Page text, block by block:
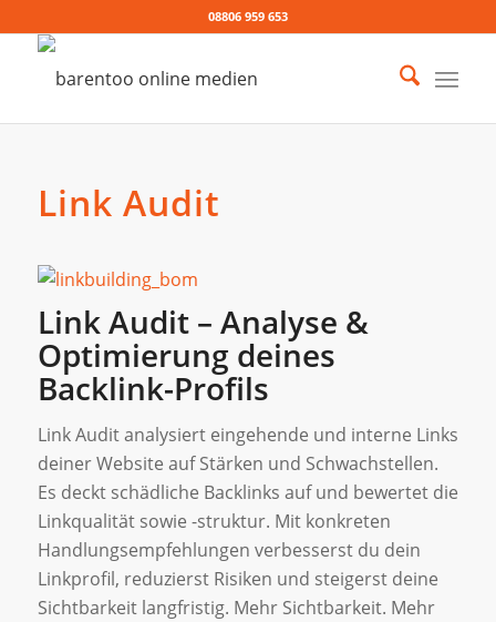
08806 959 653
Link Audit
Link Audit – Analyse &
Optimierung deines
Backlink-Profils
Link Audit analysiert eingehende und interne Links
deiner Website auf Stärken und Schwachstellen.
Es deckt schädliche Backlinks auf und bewertet die
Linkqualität sowie -struktur. Mit konkreten
Handlungsempfehlungen verbesserst du dein
Linkprofil, reduzierst Risiken und steigerst deine
Sichtbarkeit langfristig. Mehr Sichtbarkeit. Mehr